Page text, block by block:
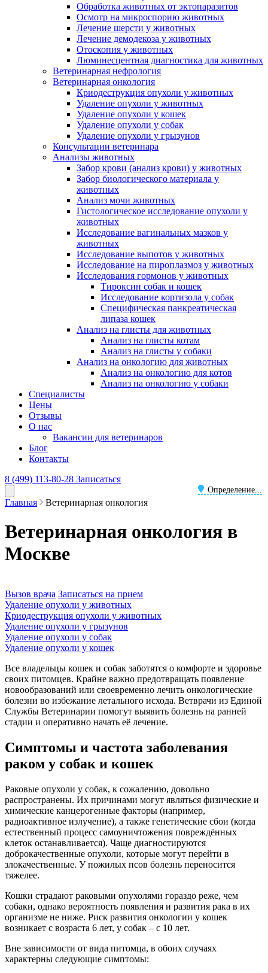
Обработка животных от эктопаразитов
Осмотр на микроспорию животных
Лечение шерсти у животных
Лечение демодекоза у животных
Отоскопия у животных
Люминесцентная диагностика для животных
Ветеринарная нефрология
Ветеринарная онкология
Криодеструкция опухоли у животных
Удаление опухоли у животных
Удаление опухоли у кошек
Удаление опухоли у собак
Удаление опухоли у грызунов
Консультации ветеринара
Анализы животных
Забор крови (анализ крови) у животных
Забор биологического материала у
животных
Анализ мочи животных
Гистологическое исследование опухоли у
животных
Исследование вагинальных мазков у
животных
Исследование выпотов у животных
Исследование на пироплазмоз у животных
Исследования гормонов у животных
Тироксин собак и кошек
Исследование кортизола у собак
Специфическая панкреатическая
липаза кошек
Анализ на глисты для животных
Анализ на глисты котам
Анализ на глисты у собаки
Анализ на онкологию для животных
Анализ на онкологию для котов
Анализ на онкологию у собаки
Специалисты
Цены
Отзывы
О нас
Вакансии для ветеринаров
Блог
Контакты
8 (499) 113-80-28
Определение...
Записаться
Главная Ветеринарная онкология
Ветеринарная онкология в
Москве
Вызов врача Записаться на прием
Удаление опухоли у животных
Криодеструкция опухоли у животных
Удаление опухоли у грызунов
Удаление опухоли у собак
Удаление опухоли у кошек
Все владельцы кошек и собак заботятся о комфорте и здоровье
своих питомцев. Крайне важно предотвращать появление
новообразований или своевременно лечить онкологические
болезни во избежание летального исхода. Ветврачи из Единой
Службы Ветеринарии помогут выявить болезнь на ранней
стадии и оперативно начать её лечение.
Симптомы и частота заболевания
раком у собак и кошек
Раковые опухоли у собак, к сожалению, довольно
распространены. Их причинами могут являться физические и
химические канцерогенные факторы (например,
радиоактивное излучение), а также генетические сбои (когда
естественный процесс самоуничтожения повреждённых
клеток останавливается). Чаще диагностируются
доброкачественные опухоли, которые могут перейти в
злокачественные. У пожилых псов болезнь переносится
тяжелее.
Кошки страдают раковыми опухолями гораздо реже, чем
собаки, однако вероятность появления и развития рака в их
организме не ниже. Риск развития онкологии у кошек
возникает с возраста 6 лет, у собак – с 10 лет.
Вне зависимости от вида питомца, в обоих случаях
характерны следующие симптомы: